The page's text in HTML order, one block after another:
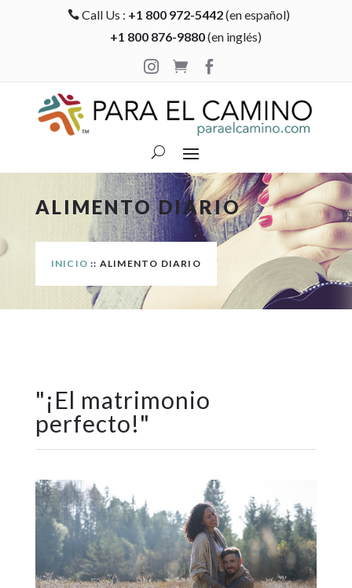
 Call Us : +1 800 972-5442(en español)
+1 800 876-9880(en inglés)

 
ALIMENTO DIARIO
INICIO :: ALIMENTO DIARIO
"¡El matrimonio
perfecto!"